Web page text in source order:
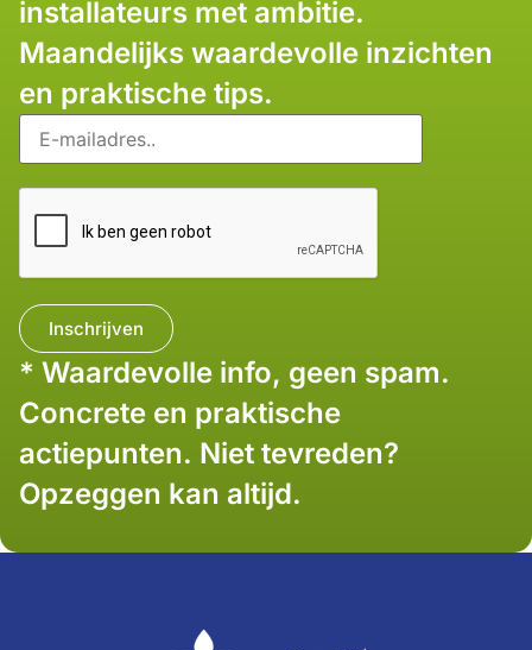
installateurs met ambitie.
Maandelijks waardevolle inzichten
en praktische tips.
* Waardevolle info, geen spam.
Concrete en praktische
actiepunten. Niet tevreden?
Opzeggen kan altijd.